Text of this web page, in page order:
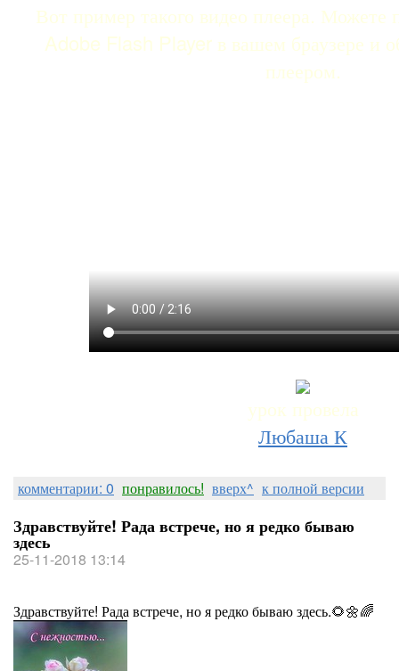
Вот пример такого видео плеера. Можете
Adobe Flash Player в вашем браузере и
плеером.
урок провела
Любаша К
комментарии: 0 понравилось! вверх^ к полной версии
Здравствуйте! Рада встрече, но я редко бываю
здесь
25-11-2018 13:14
Здравствуйте! Рада встрече, но я редко бываю здесь.🌻🌼🌈